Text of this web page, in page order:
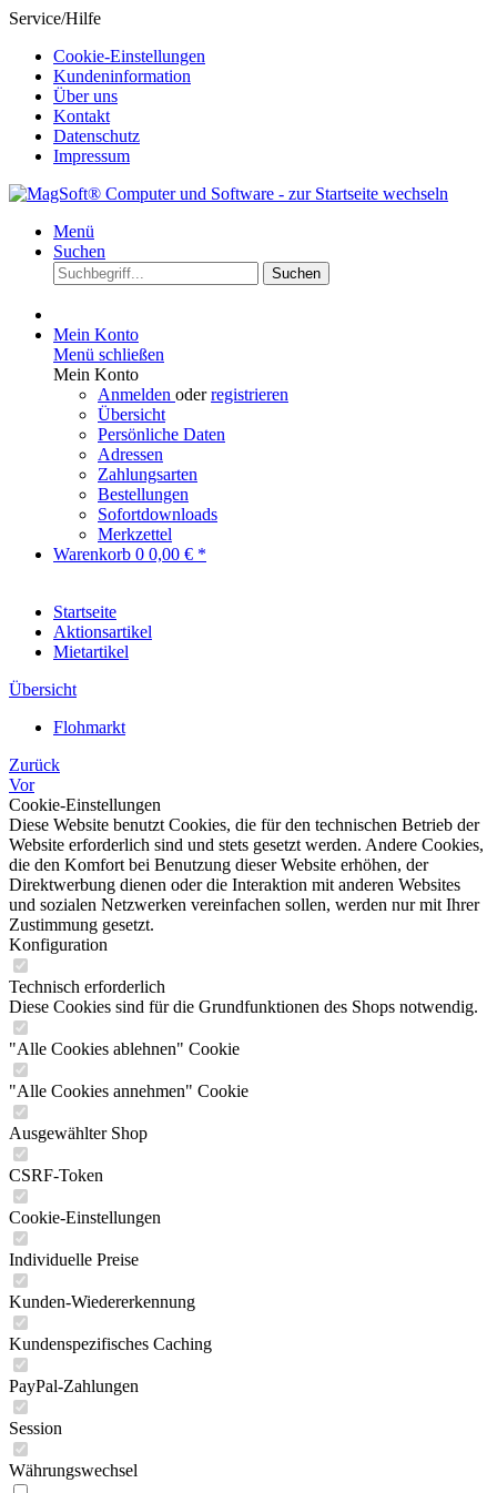
Service/Hilfe
Cookie-Einstellungen
Kundeninformation
Über uns
Kontakt
Datenschutz
Impressum
Menü
Suchen
Suchen
Mein Konto
Menü schließen
Mein Konto
Anmelden oderregistrieren
Übersicht
Persönliche Daten
Adressen
Zahlungsarten
Bestellungen
Sofortdownloads
Merkzettel
Warenkorb 0 0,00 € *
Startseite
Aktionsartikel
Mietartikel
Übersicht
Flohmarkt
Zurück
Vor
Cookie-Einstellungen
Diese Website benutzt Cookies, die für den technischen Betrieb der
Website erforderlich sind und stets gesetzt werden. Andere Cookies,
die den Komfort bei Benutzung dieser Website erhöhen, der
Direktwerbung dienen oder die Interaktion mit anderen Websites
und sozialen Netzwerken vereinfachen sollen, werden nur mit Ihrer
Zustimmung gesetzt.
Konfiguration
Technisch erforderlich
Diese Cookies sind für die Grundfunktionen des Shops notwendig.
"Alle Cookies ablehnen" Cookie
"Alle Cookies annehmen" Cookie
Ausgewählter Shop
CSRF-Token
Cookie-Einstellungen
Individuelle Preise
Kunden-Wiedererkennung
Kundenspezifisches Caching
PayPal-Zahlungen
Session
Währungswechsel